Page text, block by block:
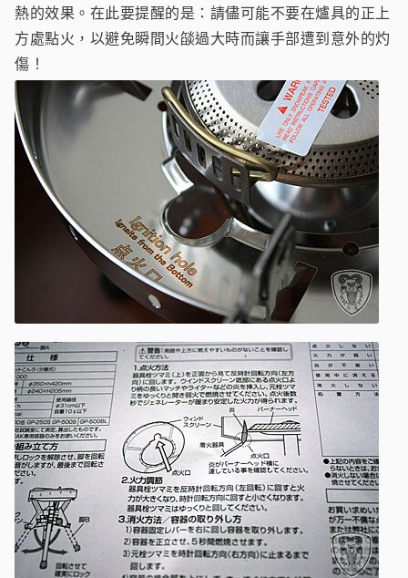
熱的效果。在此要提醒的是：請儘可能不要在爐具的正上
方處點火，以避免瞬間火燄過大時而讓手部遭到意外的灼
傷！